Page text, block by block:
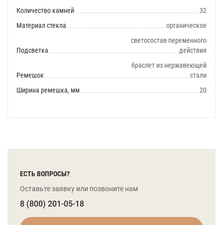
Количество камней
32
Материал стекла
органическое
Подсветка
светосостав переменного
действия
Ремешок
браслет из нержавеющей
стали
Ширина ремешка, мм
20
ЕСТЬ ВОПРОСЫ?
Оставьте заявку или позвоните нам
8 (800) 201-05-18